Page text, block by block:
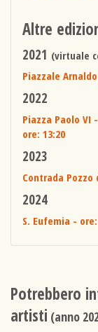
Altre
2021 (virtuale
Piazzale Arnaldo
2022
Piazza Paolo VI
ore: 13:20
2023
Contrada Pozzo
2024
S. Eufemia -
Potrebbero
artisti (anno